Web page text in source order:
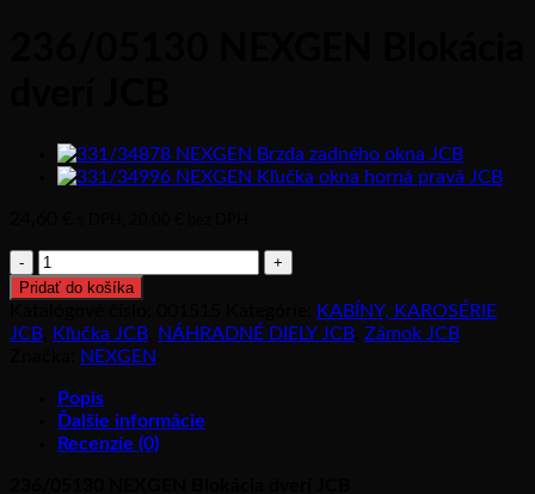
množstvo
236/05130
NEXGEN
Blokácia
Pridať do košíka
KABÍNY, KAROSÉRIE
JCB
Kľučka JCB NÁHRADNÉ DIELY JCB Zámok JCB
NEXGEN
Popis
Ďalšie informácie
Recenzie (0)